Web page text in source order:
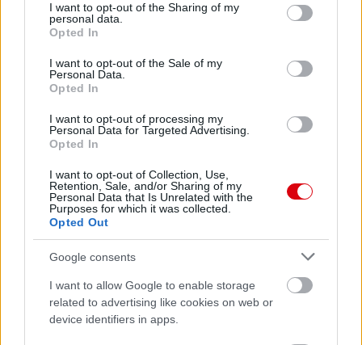
not limited to your visit or usage behaviour. You may click to
grant or deny consent to Google and its third-party tags to
use your data for below specified purposes in below Google
consent section.
I want to opt-out of the Sharing of my
personal data.
Opted In
I want to opt-out of the Sale of my
Personal Data.
Opted In
I want to opt-out of processing my
Personal Data for Targeted Advertising.
Opted In
I want to opt-out of Collection, Use,
Retention, Sale, and/or Sharing of my
Personal Data that Is Unrelated with the
Purposes for which it was collected.
Opted Out
Google consents
I want to allow Google to enable storage
related to advertising like cookies on web or
device identifiers in apps.
Meccs Center
Paris Saint-Germainvs
Manchester United